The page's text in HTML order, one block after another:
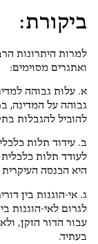
ביקורת:
למרות היתרונות
ואתגרים מסוימים:
א. עלות גבוהה
גבוהה על המדינה,
להוביל להגבלות
ב. עידוד תלות
לעודד תלות
היא הכנסה
ג. אי-הוגנות בין
לגרום לאי-הוגנות
עבור הדור הזקן,
בעתיד.